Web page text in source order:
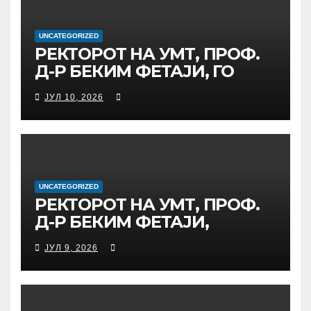
ДИГИТАЛНО
ОБРАЗОВАНИЕ И
ГЛОБАЛНО ГРАЃАНСТВО
UNCATEGORIZED
РЕКТОРОТ НА УМТ, ПРОФ.
Д-Р БЕКИМ ФЕТАЈИ, ГО
ПРЕЧЕКА НА ОФИЦИЈАЛНА
СРЕДБА ГЕНЕРАЛНИОТ
ДИРЕКТОР НА АД МЕПСО,
Д-Р БУРИМ ЛАТИФИ
ЈУЛ 10, 2026
UNCATEGORIZED
РЕКТОРОТ НА УМТ, ПРОФ.
Д-Р БЕКИМ ФЕТАЈИ,
ОДРЖА РАБОТНА СРЕДБА
СО ДИРЕКТОРОТ ОД
УНИВЕРЗИТЕТОТ SUBÜ ОД
ТУРЦИЈА, ВОНР. ПРОФ. Д-Р
ЈУЛ 9, 2026